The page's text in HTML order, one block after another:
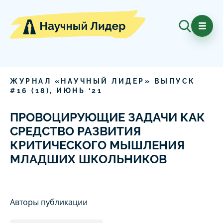
ЖУРНАЛ «НАУЧНЫЙ ЛИДЕР» ВЫПУСК
# 16 ( 18 ), ИЮНЬ ‘21
ПРОВОЦИРУЮЩИЕ ЗАДАЧИ КАК
СРЕДСТВО РАЗВИТИЯ
КРИТИЧЕСКОГО МЫШЛЕНИЯ
МЛАДШИХ ШКОЛЬНИКОВ
Авторы публикации